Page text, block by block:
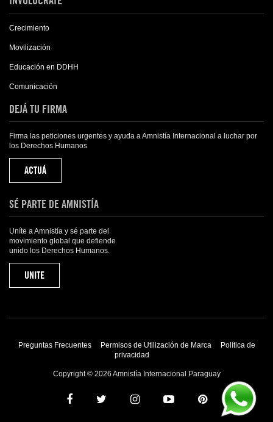
Crecimiento
Movilización
Educación en DDHH
Comunicación
DEJÁ TU FIRMA
Firma las peticiones urgentes y ayuda a Amnistía Internacional a luchar por
los Derechos Humanos
ACTUÁ
SÉ PARTE DE AMNISTÍA
Uníte a Amnistía y sé parte del
movimiento global que defiende
unido los Derechos Humanos.
UNITE
Preguntas Frecuentes Permisos de Utilización de Marca
Política de
privacidad
Copyright © 2026 Amnistía Internacional Paraguay